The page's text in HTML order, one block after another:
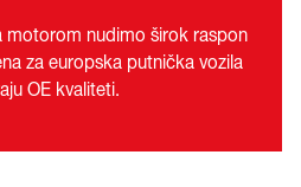
motorom nudimo širok raspon
za europska putnička vozila
OE kvaliteti.